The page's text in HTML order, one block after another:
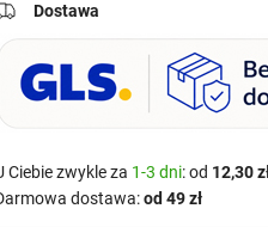
Dostawa
Ciebie zwykle za 1-3 dni: od 12,30
dostawa:od 49 zł